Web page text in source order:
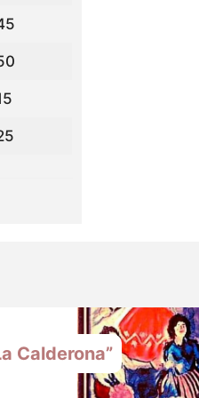
Calderona”